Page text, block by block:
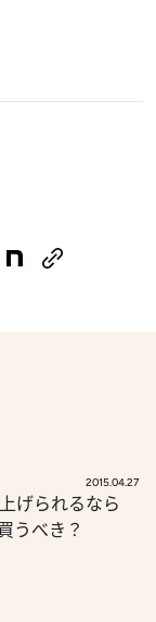
2015.04.27
げられるなら
うべき？